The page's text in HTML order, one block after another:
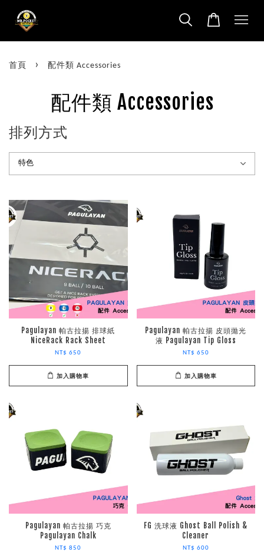
首頁 › 配件類 Accessories
配件類 Accessories
排列方式
Pagulayan 帕古拉揚 排球紙
NiceRack Rack Sheet
NT$ 650
加入購物車
Pagulayan 帕古拉揚 皮頭拋光
液 Pagulayan Tip Gloss
NT$ 650
加入購物車
Pagulayan 帕古拉揚 巧克
Pagulayan Chalk
NT$ 850
FG 洗球液 Ghost Ball Polish &
Cleaner
NT$ 600